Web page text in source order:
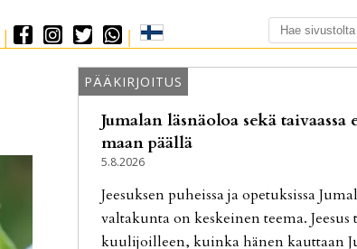
PÄÄKIRJOITUS
Jumalan läsnäoloa sekä taivaassa
maan päällä
5.8.2026
Jee­suk­sen pu­heis­sa ja ope­tuk­sis­sa
val­ta­kun­ta on kes­kei­nen tee­ma. Jee­sus
kuu­li­joil­leen, kuin­ka hä­nen kaut­taan